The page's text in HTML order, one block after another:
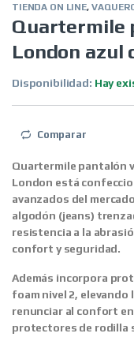
TIENDA ON LINE,
Quartermile
London azul
Disponibilidad: Hay
Comparar
Quartermile pantalón
London está
avanzados del
algodón (jeans)
resistencia a la
confort y seguridad.
Además incorpora
foam nivel 2, elevando
renunciar al confort
protectores de rodilla